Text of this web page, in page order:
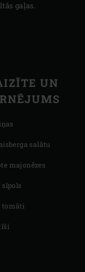
gaļas.
UN
salātu
majonēzes
sīpols
tomāti